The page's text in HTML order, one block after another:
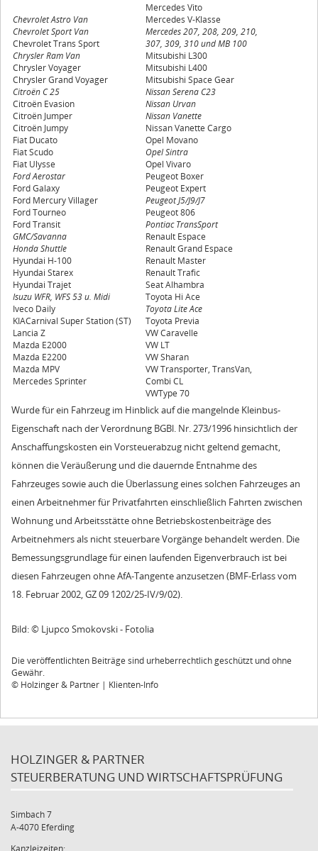
Chevrolet Astro Van
Chevrolet Sport Van
Chevrolet Trans Sport
Chrysler Ram Van
Chrysler Voyager
Chrysler Grand Voyager
Citroën C 25
Citroën Evasion
Citroën Jumper
Citroën Jumpy
Fiat Ducato
Fiat Scudo
Fiat Ulysse
Ford Aerostar
Ford Galaxy
Ford Mercury Villager
Ford Tourneo
Ford Transit
GMC/Savanna
Honda Shuttle
Hyundai H-100
Hyundai Starex
Hyundai Trajet
Isuzu WFR, WFS 53 u. Midi
Iveco Daily
KIACarnival Super Station (ST)
Lancia Z
Mazda E2000
Mazda E2200
Mazda MPV
Mercedes Sprinter
Mercedes Vito
Mercedes V-Klasse
Mercedes 207, 208, 209, 210,
307, 309, 310 und MB 100
Mitsubishi L300
Mitsubishi L400
Mitsubishi Space Gear
Nissan Serena C23
Nissan Urvan
Nissan Vanette
Nissan Vanette Cargo
Opel Movano
Opel Sintra
Opel Vivaro
Peugeot Boxer
Peugeot Expert
Peugeot J5/J9/J7
Peugeot 806
Pontiac TransSport
Renault Espace
Renault Grand Espace
Renault Master
Renault Trafic
Seat Alhambra
Toyota Hi Ace
Toyota Lite Ace
Toyota Previa
VW Caravelle
VW LT
VW Sharan
VW Transporter, TransVan,
Combi CL
VWType 70
Wurde für ein Fahrzeug im Hinblick auf die mangelnde Kleinbus-
Eigenschaft nach der Verordnung BGBl. Nr. 273/1996 hinsichtlich der
Anschaffungskosten ein Vorsteuerabzug nicht geltend gemacht,
können die Veräußerung und die dauernde Entnahme des
Fahrzeuges sowie auch die Überlassung eines solchen Fahrzeuges an
einen Arbeitnehmer für Privatfahrten einschließlich Fahrten zwischen
Wohnung und Arbeitsstätte ohne Betriebskostenbeiträge des
Arbeitnehmers als nicht steuerbare Vorgänge behandelt werden. Die
Bemessungsgrundlage für einen laufenden Eigenverbrauch ist bei
diesen Fahrzeugen ohne AfA-Tangente anzusetzen (BMF-Erlass vom
18. Februar 2002, GZ 09 1202/25-IV/9/02).
Bild: © Ljupco Smokovski - Fotolia
Die veröffentlichten Beiträge sind urheberrechtlich geschützt und ohne
Gewähr.
© Holzinger & Partner | Klienten-Info
HOLZINGER & PARTNER
STEUERBERATUNG UND WIRTSCHAFTSPRÜFUNG
Simbach 7
A-4070 Eferding